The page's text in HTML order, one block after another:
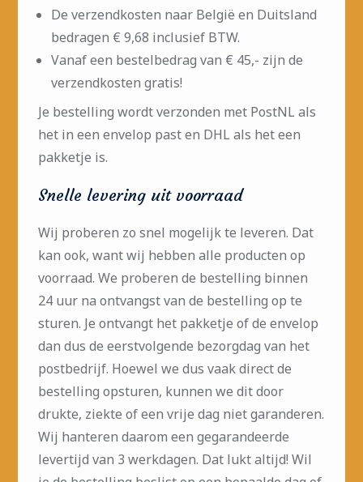
De verzendkosten naar België en Duitsland
bedragen € 9,68 inclusief BTW.
Vanaf een bestelbedrag van € 45,- zijn de
verzendkosten gratis!
Je bestelling wordt verzonden met PostNL als
het in een envelop past en DHL als het een
pakketje is.
Snelle levering uit voorraad
Wij proberen zo snel mogelijk te leveren. Dat
kan ook, want wij hebben alle producten op
voorraad. We proberen de bestelling binnen
24 uur na ontvangst van de bestelling op te
sturen. Je ontvangt het pakketje of de envelop
dan dus de eerstvolgende bezorgdag van het
postbedrijf. Hoewel we dus vaak direct de
bestelling opsturen, kunnen we dit door
drukte, ziekte of een vrije dag niet garanderen.
Wij hanteren daarom een gegarandeerde
levertijd van 3 werkdagen. Dat lukt altijd! Wil